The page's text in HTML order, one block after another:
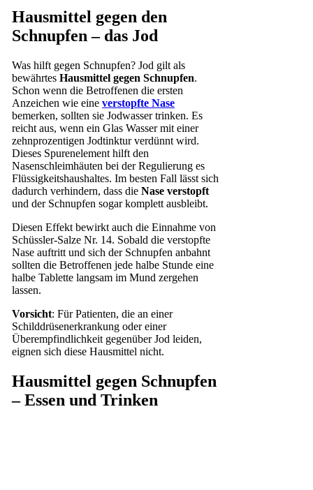
Hausmittel gegen den
Schnupfen – das Jod
Was hilft gegen Schnupfen? Jod gilt als
bewährtes Hausmittel gegen Schnupfen.
Schon wenn die Betroffenen die ersten
Anzeichen wie eine verstopfte Nase
bemerken, sollten sie Jodwasser trinken. Es
reicht aus, wenn ein Glas Wasser mit einer
zehnprozentigen Jodtinktur verdünnt wird.
Dieses Spurenelement hilft den
Nasenschleimhäuten bei der Regulierung es
Flüssigkeitshaushaltes. Im besten Fall lässt sich
dadurch verhindern, dass die Nase verstopft
und der Schnupfen sogar komplett ausbleibt.
Diesen Effekt bewirkt auch die Einnahme von
Schüssler-Salze Nr. 14. Sobald die verstopfte
Nase auftritt und sich der Schnupfen anbahnt
sollten die Betroffenen jede halbe Stunde eine
halbe Tablette langsam im Mund zergehen
lassen.
Vorsicht: Für Patienten, die an einer
Schilddrüsenerkrankung oder einer
Überempfindlichkeit gegenüber Jod leiden,
eignen sich diese Hausmittel nicht.
Hausmittel gegen Schnupfen
– Essen und Trinken